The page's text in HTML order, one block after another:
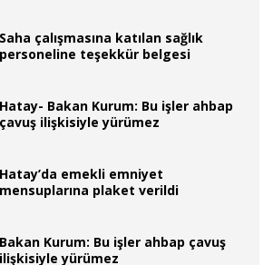
Saha çalışmasına katılan sağlık
personeline teşekkür belgesi
Hatay- Bakan Kurum: Bu işler ahbap
çavuş ilişkisiyle yürümez
Hatay’da emekli emniyet
mensuplarına plaket verildi
Bakan Kurum: Bu işler ahbap çavuş
ilişkisiyle yürümez